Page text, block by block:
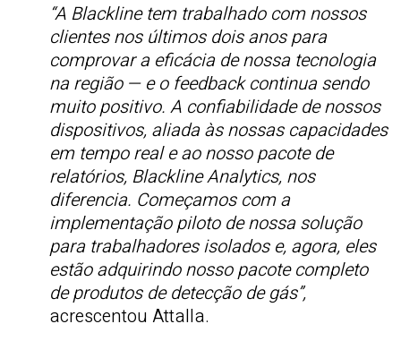
“A Blackline tem trabalhado com nossos
clientes nos últimos dois anos para
comprovar a eficácia de nossa tecnologia
na região — e o feedback continua sendo
muito positivo. A confiabilidade de nossos
dispositivos, aliada às nossas capacidades
em tempo real e ao nosso pacote de
relatórios, Blackline Analytics, nos
diferencia. Começamos com a
implementação piloto de nossa solução
para trabalhadores isolados e, agora, eles
estão adquirindo nosso pacote completo
de produtos de detecção de gás”,
acrescentou Attalla.